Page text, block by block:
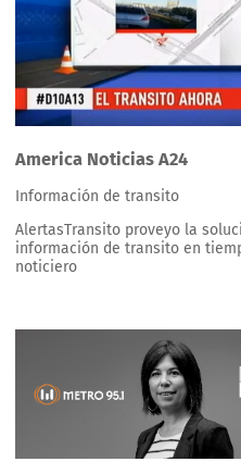
America Noticias A24
Información de transito
AlertasTransito proveyo la
información de transito en
noticiero